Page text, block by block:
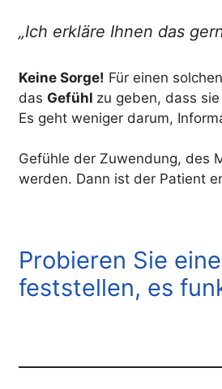
„Ich erkläre Ihnen das
Keine Sorge! Für einen
das Gefühl zu geben, dass
Es geht weniger darum,
Gefühle der Zuwendung, des
werden. Dann ist der Patient
Probieren Sie
feststellen, es